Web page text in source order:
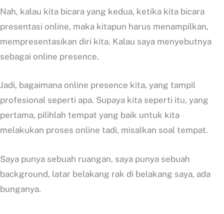
Nah, kalau kita bicara yang kedua, ketika kita bicara
presentasi online, maka kitapun harus menampilkan,
mempresentasikan diri kita. Kalau saya menyebutnya
sebagai online presence.
Jadi, bagaimana online presence kita, yang tampil
profesional seperti apa. Supaya kita seperti itu, yang
pertama, pilihlah tempat yang baik untuk kita
melakukan proses online tadi, misalkan soal tempat.
Saya punya sebuah ruangan, saya punya sebuah
background, latar belakang rak di belakang saya, ada
bunganya.